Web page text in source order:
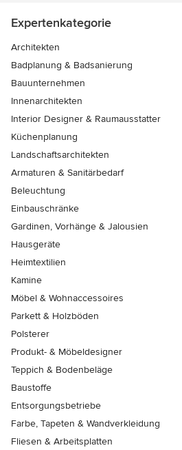
Expertenkategorie
Architekten
Badplanung & Badsanierung
Bauunternehmen
Innenarchitekten
Interior Designer & Raumausstatter
Küchenplanung
Landschaftsarchitekten
Armaturen & Sanitärbedarf
Beleuchtung
Einbauschränke
Gardinen, Vorhänge & Jalousien
Hausgeräte
Heimtextilien
Kamine
Möbel & Wohnaccessoires
Parkett & Holzböden
Polsterer
Produkt- & Möbeldesigner
Teppich & Bodenbeläge
Baustoffe
Entsorgungsbetriebe
Farbe, Tapeten & Wandverkleidung
Fliesen & Arbeitsplatten